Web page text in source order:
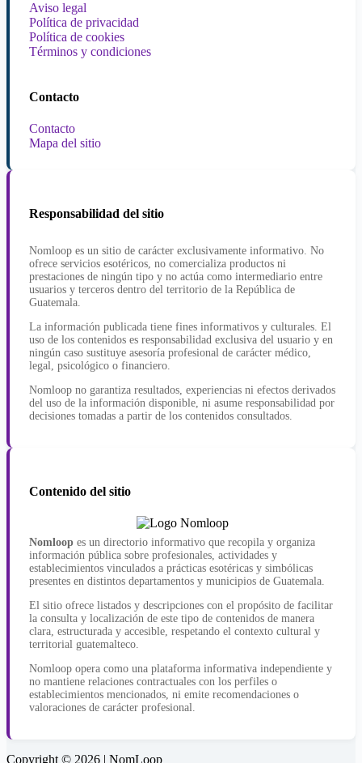
Aviso legal
Política de privacidad
Política de cookies
Términos y condiciones
Contacto
Contacto
Mapa del sitio
Responsabilidad del sitio
Nomloop es un sitio de carácter exclusivamente informativo. No
ofrece servicios esotéricos, no comercializa productos ni
prestaciones de ningún tipo y no actúa como intermediario entre
usuarios y terceros dentro del territorio de la República de
Guatemala.
La información publicada tiene fines informativos y culturales. El
uso de los contenidos es responsabilidad exclusiva del usuario y en
ningún caso sustituye asesoría profesional de carácter médico,
legal, psicológico o financiero.
Nomloop no garantiza resultados, experiencias ni efectos derivados
del uso de la información disponible, ni asume responsabilidad por
decisiones tomadas a partir de los contenidos consultados.
Contenido del sitio
Nomloop es un directorio informativo que recopila y organiza
información pública sobre profesionales, actividades y
establecimientos vinculados a prácticas esotéricas y simbólicas
presentes en distintos departamentos y municipios de Guatemala.
El sitio ofrece listados y descripciones con el propósito de facilitar
la consulta y localización de este tipo de contenidos de manera
clara, estructurada y accesible, respetando el contexto cultural y
territorial guatemalteco.
Nomloop opera como una plataforma informativa independiente y
no mantiene relaciones contractuales con los perfiles o
establecimientos mencionados, ni emite recomendaciones o
valoraciones de carácter profesional.
Copyright © 2026 | NomLoop